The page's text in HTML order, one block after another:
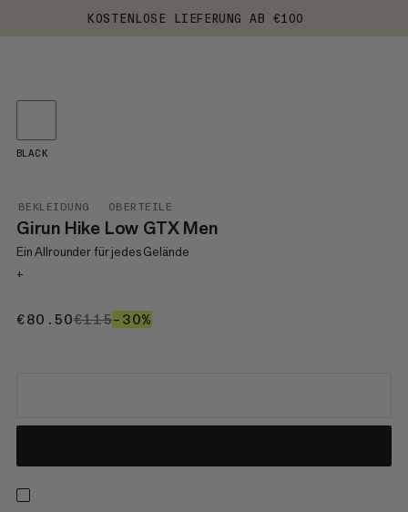
KOSTENLOSE LIEFERUNG AB €100
BEKLEIDUNG OBERTEILE
Girun Hike Low GTX Men
Ein Allrounder für jedes Gelände
+
€80.50€80.50
€115€115
–30%
BLACK